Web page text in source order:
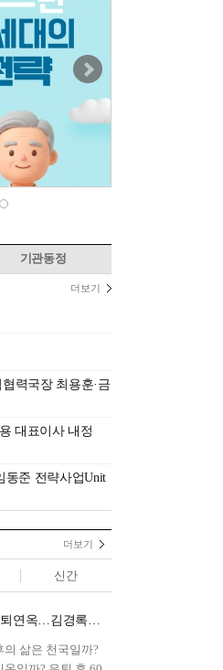
기관동정
더보기
력국장 최용훈·금
대표이사 내정
동준 전략사업Unit
더보기
신간
[신간]은퇴연옥…김경록의 은퇴 후 삶의 나침반
의 삶은 천국일까?